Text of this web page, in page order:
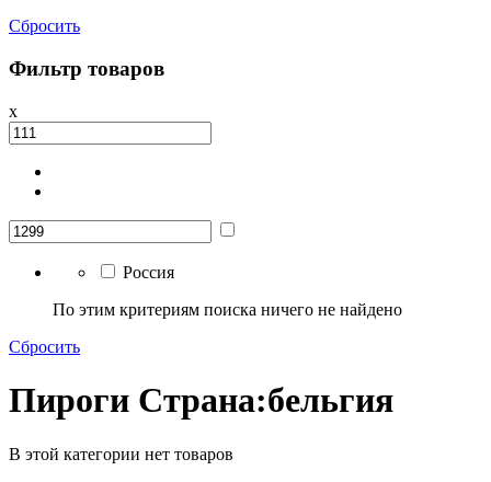
Сбросить
Фильтр товаров
x
Россия
По этим критериям поиска ничего не найдено
Сбросить
Пироги Страна:бельгия
В этой категории нет товаров